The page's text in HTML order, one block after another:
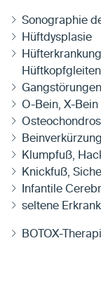
Sonographie
Hüftdysplasie
Hüftkopfgleiten
O-Bein, X-Bein
Beinverkürzung
Klumpfuß,
Knickfuß,
Infantile
seltene
BOTOX-